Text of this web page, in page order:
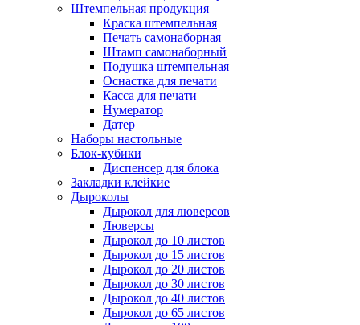
Штемпельная продукция
Краска штемпельная
Печать самонаборная
Штамп самонаборный
Подушка штемпельная
Оснастка для печати
Касса для печати
Нумератор
Датер
Наборы настольные
Блок-кубики
Диспенсер для блока
Закладки клейкие
Дыроколы
Дырокол для люверсов
Люверсы
Дырокол до 10 листов
Дырокол до 15 листов
Дырокол до 20 листов
Дырокол до 30 листов
Дырокол до 40 листов
Дырокол до 65 листов